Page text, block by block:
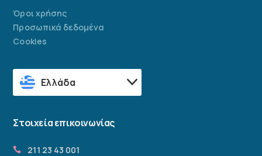
Όροι χρήσης
Προσωπικά δεδομένα
Cookies
Ελλάδα
Στοιχεία επικοινωνίας
211 23 43 001